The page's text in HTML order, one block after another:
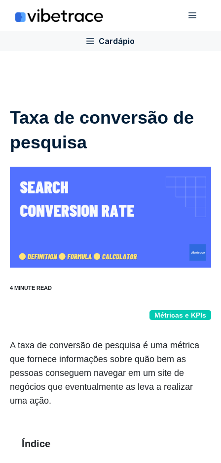
para
Cardápio
Taxa de conversão de
pesquisa
Métricas e KPIs
A taxa de conversão de pesquisa é uma métrica
que fornece informações sobre quão bem as
pessoas conseguem navegar em um site de
negócios que eventualmente as leva a realizar
uma ação.
Índice